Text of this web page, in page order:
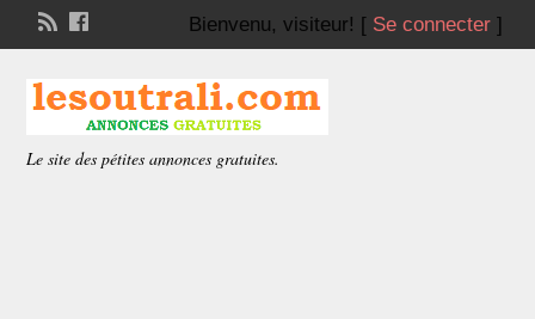
Bienvenu, visiteur! [ Se connecter]
Le site des pétites annonces gratuites.